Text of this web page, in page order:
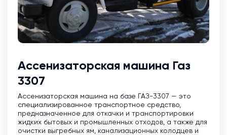
Ассенизаторская машина Газ
3307
Ассенизаторская машина на базе ГАЗ-3307 — это
специализированное транспортное средство,
предназначенное для откачки и транспортировки
жидких бытовых и промышленных отходов, а также для
очистки выгребных ям, канализационных колодцев и